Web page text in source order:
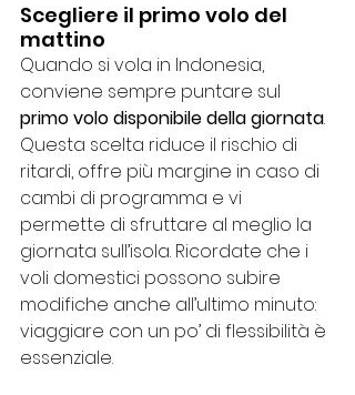
Scegliere il primo volo del
mattino
Quando si vola in Indonesia,
conviene sempre puntare sul
primo volo disponibile della giornata.
Questa scelta riduce il rischio di
ritardi, offre più margine in caso di
cambi di programma e vi
permette di sfruttare al meglio la
giornata sull’isola. Ricordate che i
voli domestici possono subire
modifiche anche all’ultimo minuto:
viaggiare con un po’ di flessibilità è
essenziale.